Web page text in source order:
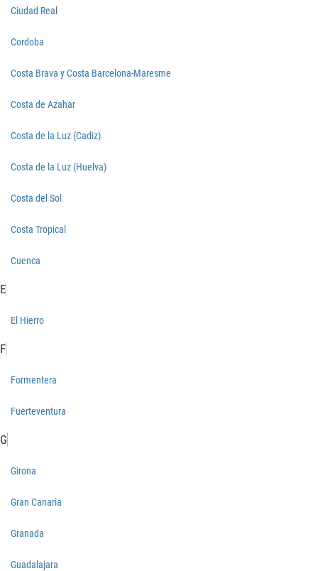
Ciudad Real
Cordoba
Costa Brava y Costa Barcelona-Maresme
Costa de Azahar
Costa de la Luz (Cadiz)
Costa de la Luz (Huelva)
Costa del Sol
Costa Tropical
Cuenca
E
El Hierro
F
Formentera
Fuerteventura
G
Girona
Gran Canaria
Granada
Guadalajara